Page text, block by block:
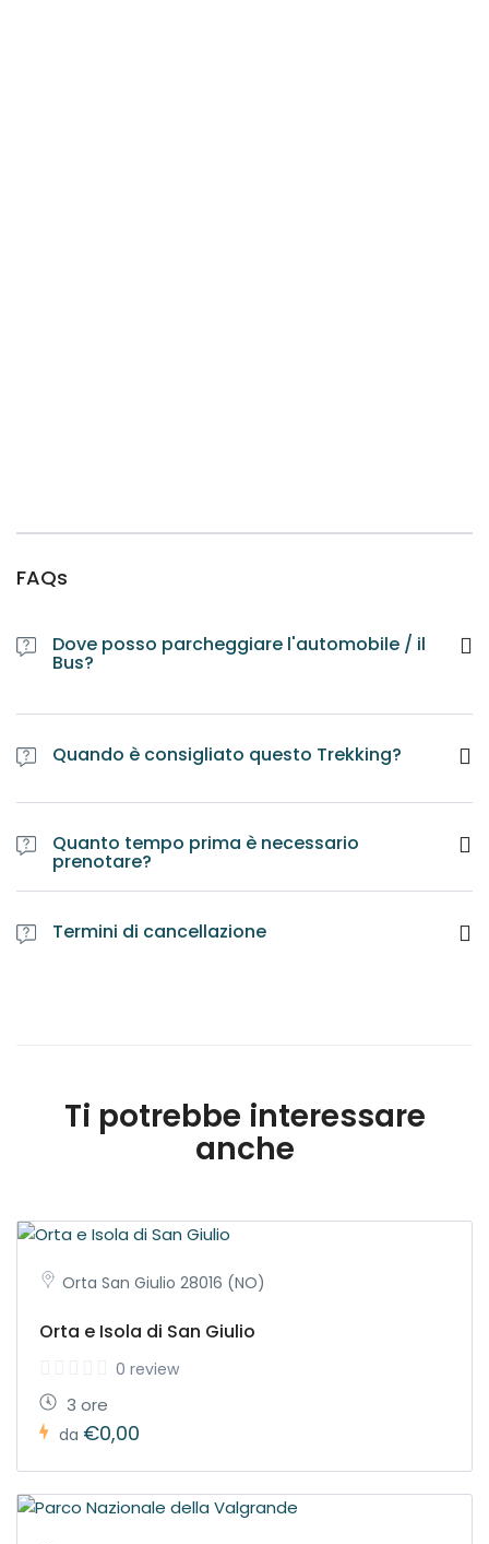
FAQs
Dove posso parcheggiare l'automobile / il
Bus?
Quando è consigliato questo Trekking?
Quanto tempo prima è necessario
prenotare?
Termini di cancellazione
Ti potrebbe interessare
anche
Orta San Giulio 28016 (NO)
Orta e Isola di San Giulio
0 review
3 ore
da €0,00